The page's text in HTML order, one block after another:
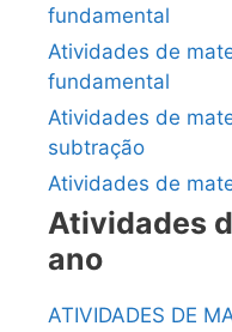
fundamental
Atividades de
fundamental
Atividades de
subtração
Atividades de
Atividades
ano
ATIVIDADES DE